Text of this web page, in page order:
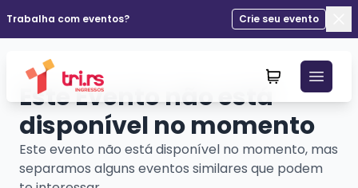
Trabalha com eventos?
Crie seu evento
Este Evento não está
disponível no momento
Este evento não está disponível no momento, mas
separamos alguns eventos similares que podem